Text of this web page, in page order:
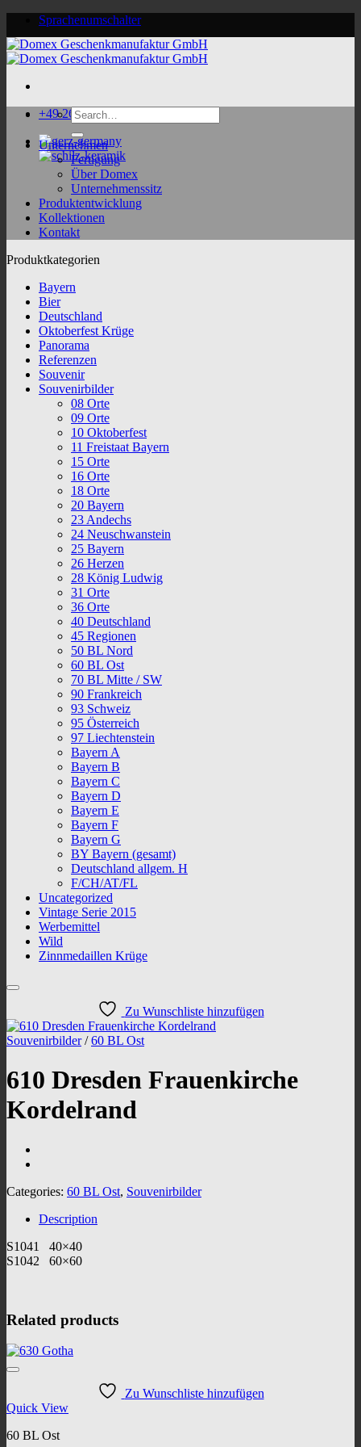
content
Sprachenumschalter
+49 2624 9188 0
Search
for:
Unternehmen
Fertigung
Über Domex
Unternehmenssitz
Produktentwicklung
Kollektionen
Kontakt
Produktkategorien
Bayern
Bier
Deutschland
Oktoberfest Krüge
Panorama
Referenzen
Souvenir
Souvenirbilder
08 Orte
09 Orte
10 Oktoberfest
11 Freistaat Bayern
15 Orte
16 Orte
18 Orte
20 Bayern
23 Andechs
24 Neuschwanstein
25 Bayern
26 Herzen
28 König Ludwig
31 Orte
36 Orte
40 Deutschland
45 Regionen
50 BL Nord
60 BL Ost
70 BL Mitte / SW
90 Frankreich
93 Schweiz
95 Österreich
97 Liechtenstein
Bayern A
Bayern B
Bayern C
Bayern D
Bayern E
Bayern F
Bayern G
BY Bayern (gesamt)
Deutschland allgem. H
F/CH/AT/FL
Uncategorized
Vintage Serie 2015
Werbemittel
Wild
Zinnmedaillen Krüge
Zu Wunschliste hinzufügen
Souvenirbilder / 60 BL Ost
610 Dresden Frauenkirche
Kordelrand
Categories: 60 BL Ost, Souvenirbilder
Description
S1041 40×40
S1042 60×60
Related products
Zu Wunschliste hinzufügen
Quick View
60 BL Ost